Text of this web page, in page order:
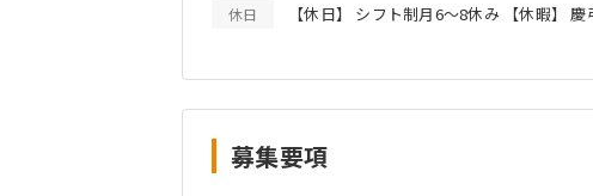
休日
【休日】 シフト制月6～8休み 【休暇】
募集要項